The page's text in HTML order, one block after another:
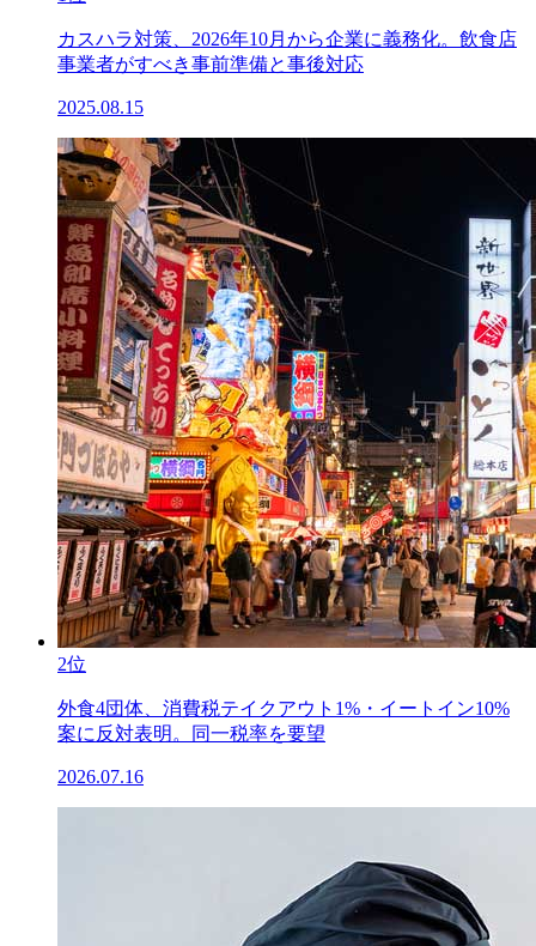
カスハラ対策、2026年10月から企業に義務化。飲食店
事業者がすべき事前準備と事後対応
2025.08.15
2位
外食4団体、消費税テイクアウト1%・イートイン10%
案に反対表明。同一税率を要望
2026.07.16